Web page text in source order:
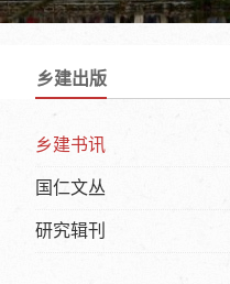
乡建出版
乡建书讯
国仁文丛
研究辑刊